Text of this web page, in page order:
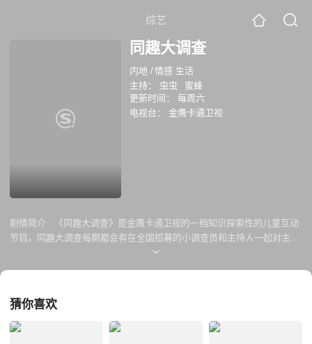
综艺
同趣大调查
内地 /情感 生活
主持：
虫虫
蜜蜂
更新时间：
每周六
电视台：
金鹰卡通卫视
剧情简介 :
《同趣大调查》是金鹰卡通卫视的一档知识探索性的儿童互动
节目。同趣大调查每期都会有在全国招募的小调查员和主持人一起对主题
任务进行趣味调查，主题任务五花八门、千奇百怪，但趣味十足，在调查
猜你喜欢